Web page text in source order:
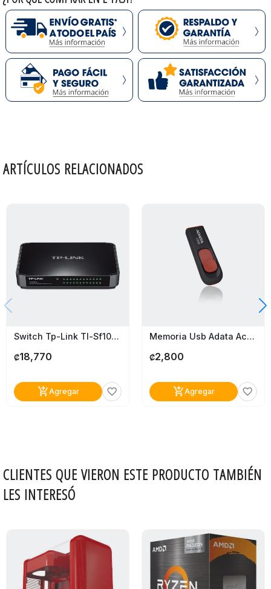
ARTÍCULOS RELACIONADOS
Switch Tp-Link Tl-Sf1024m
₡18,770
add_shopping_cartAgregar favorite_border
Memoria Usb Adata Ac008 32Gb
₡2,800
add_shopping_cartAgregar favorite_border
CLIENTES QUE VIERON ESTE PRODUCTO TAMBIÉN
LES INTERESÓ